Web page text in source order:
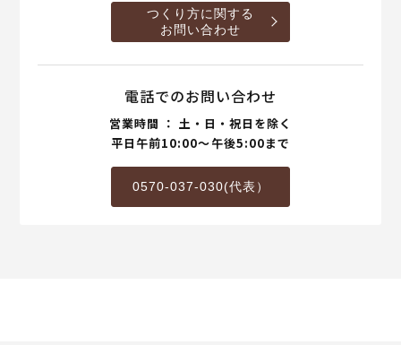
つくり方に関する
お問い合わせ
電話でのお問い合わせ
営業時間 ： 土・日・祝日を除く
平日午前10:00～午後5:00まで
0570-037-030(代表）